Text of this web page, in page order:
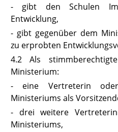
- gibt den Schulen
Entwicklung,
- gibt gegenüber dem
zu erprobten
4.2 Als
Ministerium:
- eine Vertreterin
Ministeriums als
- drei weitere
Ministeriums,